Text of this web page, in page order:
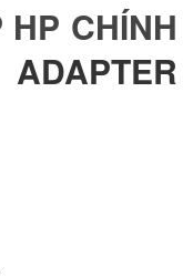
CHÍNH